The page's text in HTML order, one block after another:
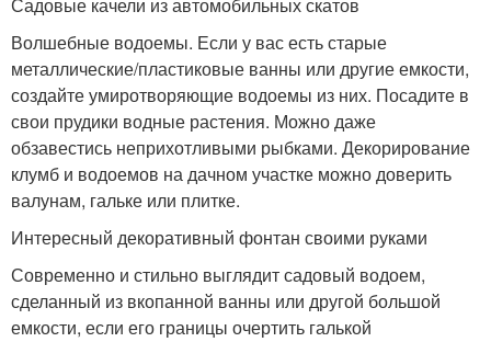
Садовые качели из автомобильных скатов
Волшебные водоемы. Если у вас есть старые
металлические/пластиковые ванны или другие емкости,
создайте умиротворяющие водоемы из них. Посадите в
свои прудики водные растения. Можно даже
обзавестись неприхотливыми рыбками. Декорирование
клумб и водоемов на дачном участке можно доверить
валунам, гальке или плитке.
Интересный декоративный фонтан своими руками
Современно и стильно выглядит садовый водоем,
сделанный из вкопанной ванны или другой большой
емкости, если его границы очертить галькой